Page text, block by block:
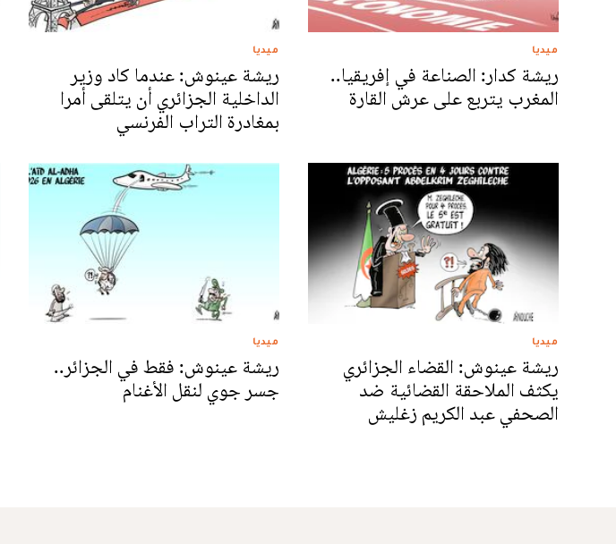
ميديا
ريشة كدار: الصناعة في إفريقيا..
المغرب يتربع على عرش القارة
ميديا
ريشة عينوش: عندما كاد وزير
الداخلية الجزائري أن يتلقى أمرا
بمغادرة التراب الفرنسي
ميديا
ريشة عينوش: القضاء الجزائري
يكثف الملاحقة القضائية ضد
الصحفي عبد الكريم زغليش
ميديا
ريشة عينوش: فقط في الجزائر..
جسر جوي لنقل الأغنام